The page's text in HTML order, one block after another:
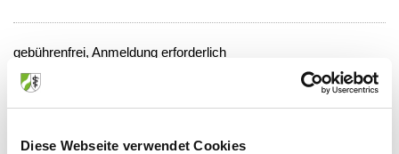
Diese Webseite verwendet Cookies
gebührenfrei, Anmeldung erforderlich
Veranstaltungsort: